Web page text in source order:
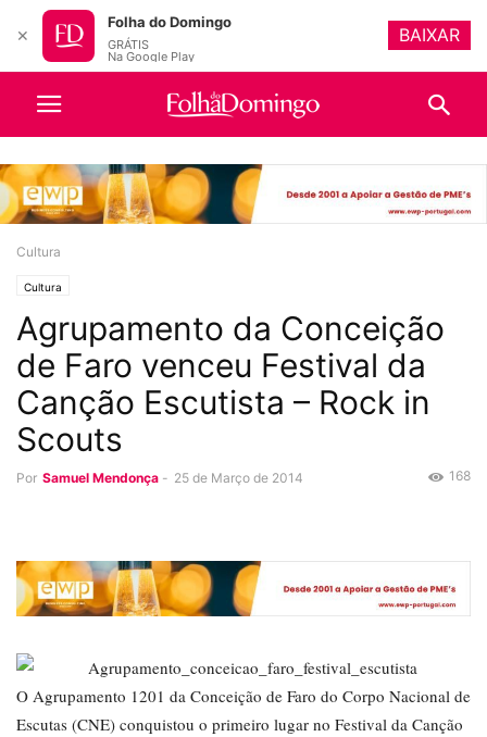
Cultura
Cultura
Agrupamento da Conceição
de Faro venceu Festival da
Canção Escutista – Rock in
Scouts
Por Samuel Mendonça - 25 de Março de 2014 168
O Agrupamento 1201 da Conceição de Faro do Corpo Nacional de
Escutas (CNE) conquistou o primeiro lugar no Festival da Canção
✕
Folha do Domingo
GRÁTIS
Na Google Play
BAIXAR